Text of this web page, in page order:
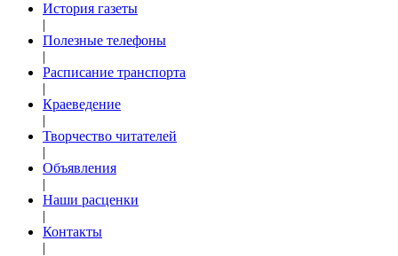
История газеты
|
Полезные телефоны
|
Расписание транспорта
|
Краеведение
|
Творчество читателей
|
Объявления
|
Наши расценки
|
Контакты
|